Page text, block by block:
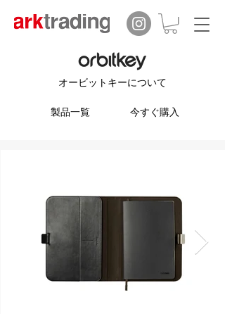
オービットキーについて
製品一覧 今すぐ購入